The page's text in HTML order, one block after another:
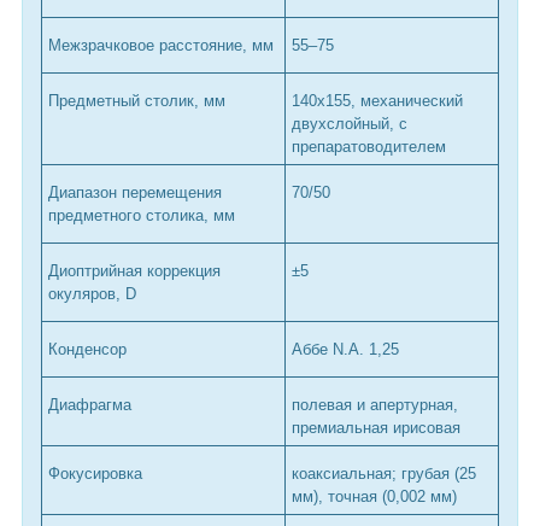
Межзрачковое расстояние, мм 55–75
Предметный столик, мм
140x155, механический
двухслойный, с
препаратоводителем
Диапазон перемещения
предметного столика, мм
70/50
Диоптрийная коррекция
окуляров, D
±5
Конденсор Аббе N.A. 1,25
Диафрагма
полевая и апертурная,
премиальная ирисовая
Фокусировка
коаксиальная; грубая (25
мм), точная (0,002 мм)